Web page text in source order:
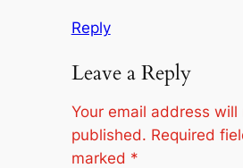
Reply
Leave a Reply
Your email address will
published. Required
marked *